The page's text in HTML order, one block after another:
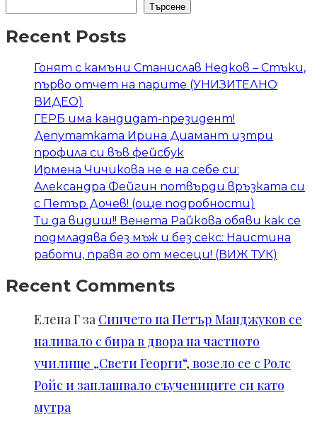
Търсене
Recent Posts
Гонят с камъни Станислав Недков – Стъки,
първо отчет на парите (УНИЗИТЕЛНО
ВИДЕО)
ГЕРБ има кандидат-президент!
Депутатката Ирина Диамант изтри
профила си във фейсбук
Ирмена Чичикова не е на себе си:
Александра Фейгин потвърди връзката си
с Петър Дочев! (още подробности)
Ти да видиш!! Венета Райкова обяви как се
подмладява без мъж и без секс: Наистина
работи, правя го от месеци! (ВИЖ ТУК)
Recent Comments
Елена Г за Синчето на Петър Манджуков се
наливало с бира в двора на частното
училище „Свети Георги“, возело се с Ролс
Ройс и заплашвало съучениците си като
мутра